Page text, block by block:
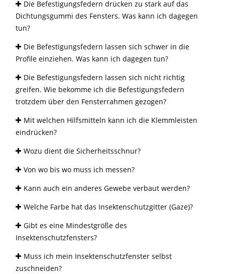
Die Befestigungsfedern drücken zu stark auf das
Dichtungsgummi des Fensters. Was kann ich dagegen
tun?
Die Befestigungsfedern lassen sich schwer in die
Profile einziehen. Was kann ich dagegen tun?
Die Befestigungsfedern lassen sich nicht richtig
greifen. Wie bekomme ich die Befestigungsfedern
trotzdem über den Fensterrahmen gezogen?
Mit welchen Hilfsmitteln kann ich die Klemmleisten
eindrücken?
Wozu dient die Sicherheitsschnur?
Von wo bis wo muss ich messen?
Kann auch ein anderes Gewebe verbaut werden?
Welche Farbe hat das Insektenschutzgitter (Gaze)?
Gibt es eine Mindestgröße des
Insektenschutzfensters?
Muss ich mein Insektenschutzfenster selbst
zuschneiden?